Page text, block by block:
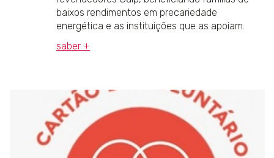
baixos rendimentos em precariedade
energética e as instituições que as apoiam.
saber +